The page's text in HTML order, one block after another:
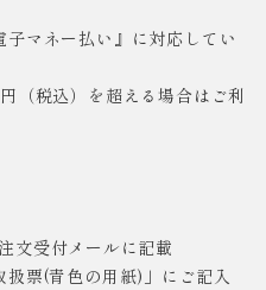
マネー払い』に対応してい
（税込）を超える場合はご利
文受付メールに記載
扱票(青色の用紙)」にご記入